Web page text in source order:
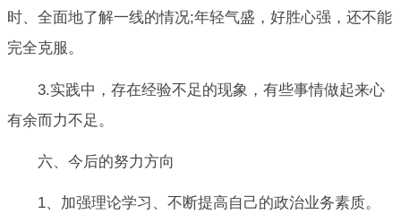
时、全面地了解一线的情况;年轻气盛，好胜心强，还不能
完全克服。
3.实践中，存在经验不足的现象，有些事情做起来心
有余而力不足。
六、今后的努力方向
1、加强理论学习、不断提高自己的政治业务素质。